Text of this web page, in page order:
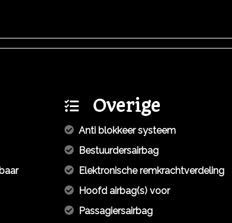
Overige
Anti blokkeer systeem
Bestuurdersairbag
Elektronische remkrachtverdeling
Hoofd airbag(s) voor
Passagiersairbag